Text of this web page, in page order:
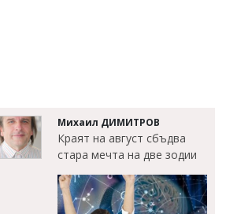
Михаил ДИМИТРОВ
Краят на август сбъдва
стара мечта на две зодии